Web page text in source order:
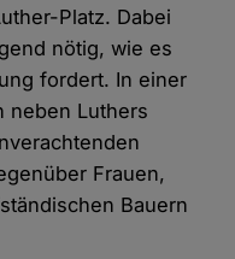
Platz. Dabei
nötig, wie es
fordert. In einer
neben Luthers
Frauen,
Bauern